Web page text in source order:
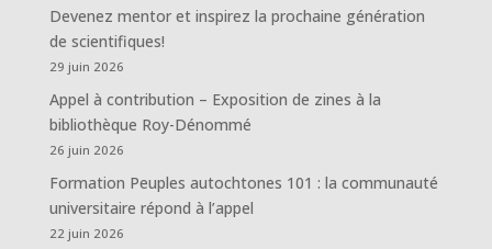
Devenez mentor et inspirez la prochaine génération
de scientifiques!
29 juin 2026
Appel à contribution – Exposition de zines à la
bibliothèque Roy-Dénommé
26 juin 2026
Formation Peuples autochtones 101 : la communauté
universitaire répond à l’appel
22 juin 2026